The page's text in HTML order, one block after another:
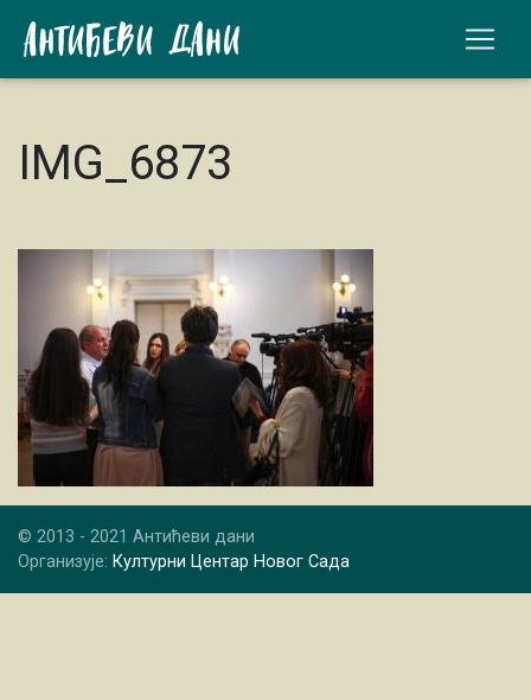
IMG_6873
© 2013 - 2021 Антићеви дани
Организује: Културни Центар Новог Сада